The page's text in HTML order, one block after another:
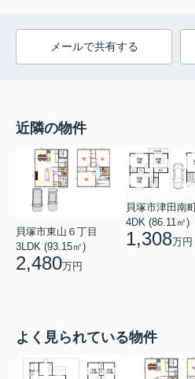
メールで共有する
近隣の物件
貝塚市東山６丁目
3LDK (93.15㎡)
2,480万円
貝塚市津田南
4DK (86.11㎡)
1,308万円
よく見られている物件